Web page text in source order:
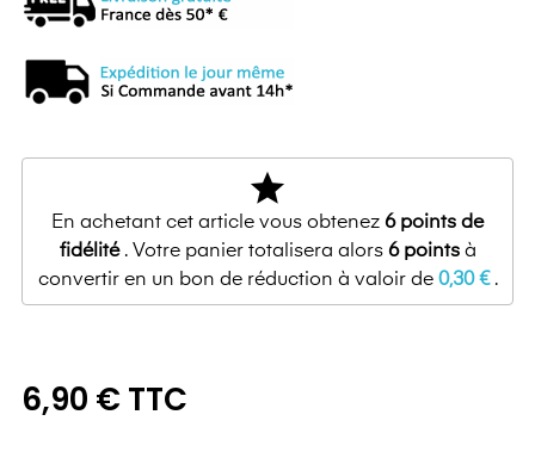
star
En achetant cet article vous obtenez 6points de
fidélité. Votre panier totalisera alors 6pointsà
convertir en un bon de réduction à valoir de 0,30 €.
6,90 € TTC